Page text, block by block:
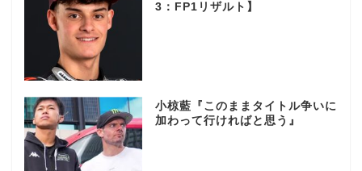
3：FP1リザルト】
小椋藍『このままタイトル争いに
加わって行ければと思う』